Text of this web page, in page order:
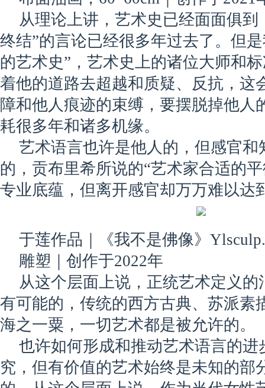
从理论上讲，艺术史已经面面俱到
终结”的言论已经很多年过去了。但
的艺术史”，艺术史上的诸位大师和
着他的道路去超越和质疑、反抗，这
障和他人痕迹的束缚，要摆脱掉他人
耗很多年和诸多机缘。
艺术语言也许是他人的，但感官和
的，贡布里希所说的“艺术家合适的
专业底蕴，但离开感官却万万难以达
于莲作品｜《我不是佛像》
雕塑｜创作于2022年
从这个层面上说，正统艺术定义
有可能的，传统的西方古典、苏派素
海之一粟，一切艺术都是被允许的。
也许如何形成和推动艺术语言的进
究，但有价值的艺术始终是未知的部